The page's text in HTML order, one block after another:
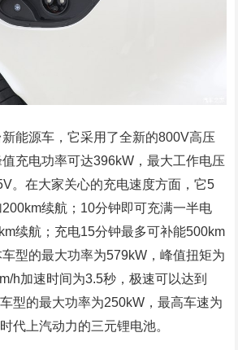
能源车，它采用了全新的800V高压
充电功率可达396kW，最大工作电压
。在大家关心的充电速度方面，它5
续航；10分钟即可充满一半电
续航；充电15分钟最多可补能500km
型的最大功率为579kW，峰值扭矩为
h加速时间为3.5秒，极速可以达到
型的最大功率为250kW，最高车速为
代上汽动力的三元锂电池。